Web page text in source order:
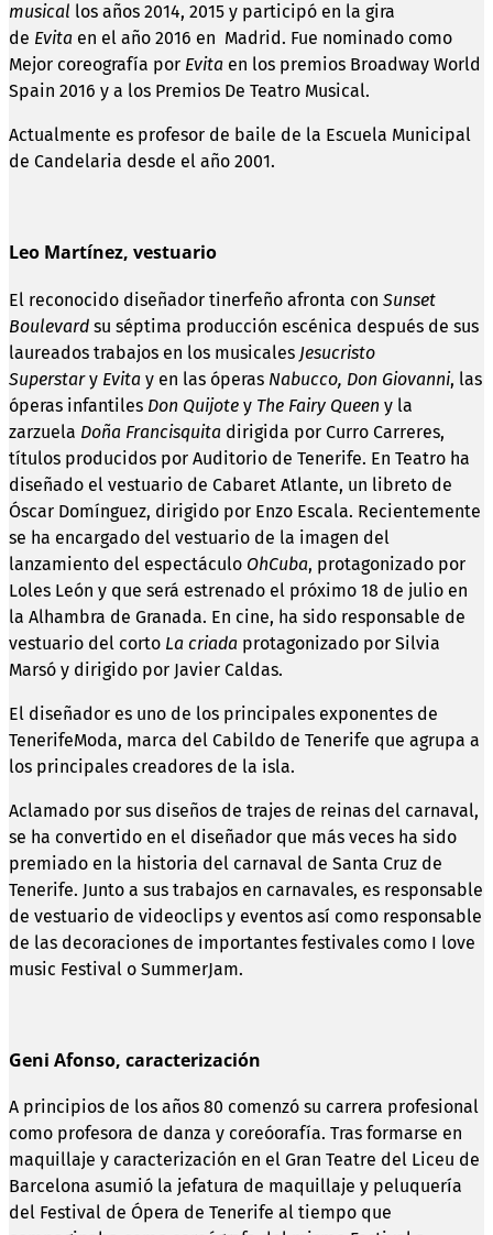
musical los años 2014, 2015 y participó en la gira
de Evita en el año 2016 en Madrid. Fue nominado como
Mejor coreografía por Evita en los premios Broadway World
Spain 2016 y a los Premios De Teatro Musical.
Actualmente es profesor de baile de la Escuela Municipal
de Candelaria desde el año 2001.
Leo Martínez, vestuario
El reconocido diseñador tinerfeño afronta con Sunset
Boulevard su séptima producción escénica después de sus
laureados trabajos en los musicales Jesucristo
Superstary Evita y en las óperas Nabucco, Don Giovanni, las
óperas infantiles Don Quijote y The Fairy Queen y la
zarzuela Doña Francisquita dirigida por Curro Carreres,
títulos producidos por Auditorio de Tenerife. En Teatro ha
diseñado el vestuario de Cabaret Atlante, un libreto de
Óscar Domínguez, dirigido por Enzo Escala. Recientemente
se ha encargado del vestuario de la imagen del
lanzamiento del espectáculo OhCuba, protagonizado por
Loles León y que será estrenado el próximo 18 de julio en
la Alhambra de Granada. En cine, ha sido responsable de
vestuario del corto La criada protagonizado por Silvia
Marsó y dirigido por Javier Caldas.
El diseñador es uno de los principales exponentes de
TenerifeModa, marca del Cabildo de Tenerife que agrupa a
los principales creadores de la isla.
Aclamado por sus diseños de trajes de reinas del carnaval,
se ha convertido en el diseñador que más veces ha sido
premiado en la historia del carnaval de Santa Cruz de
Tenerife. Junto a sus trabajos en carnavales, es responsable
de vestuario de videoclips y eventos así como responsable
de las decoraciones de importantes festivales como I love
music Festival o SummerJam.
Geni Afonso, caracterización
A principios de los años 80 comenzó su carrera profesional
como profesora de danza y coreóorafía. Tras formarse en
maquillaje y caracterización en el Gran Teatre del Liceu de
Barcelona asumió la jefatura de maquillaje y peluquería
del Festival de Ópera de Tenerife al tiempo que